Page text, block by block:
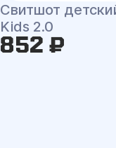
Свитшот
Kids 2.0
852 ₽